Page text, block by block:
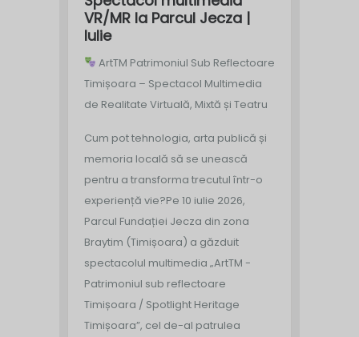
VR/MR la Parcul Jecza |
Iulie
ArtTM Patrimoniul Sub Reflectoare
Timișoara – Spectacol Multimedia
de Realitate Virtuală, Mixtă și Teatru
Cum pot tehnologia, arta publică și
memoria locală să se unească
pentru a transforma trecutul într-o
experiență vie?Pe 10 iulie 2026,
Parcul Fundației Jecza din zona
Braytim (Timișoara) a găzduit
spectacolul multimedia „ArtTM -
Patrimoniul sub reflectoare
Timișoara / Spotlight Heritage
Timișoara”, cel de-al patrulea